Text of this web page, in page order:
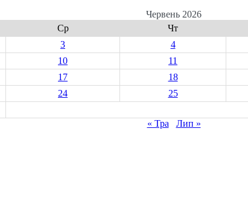
Червень 2026
Ср Чт
3 4
10 11
17 18
24 25
« Тра
Лип »